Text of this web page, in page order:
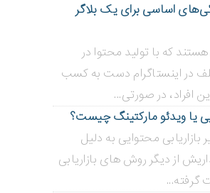
اساسی برای یک بلاگر
هستند که با تولید محتوا در
در اینستاگرام دست به کسب
افراد، در صورتی...
‌یا ویدئو مارکتینگ چیست؟
محتوایی به دلیل
از دیگر روش های بازاریابی
گرفته...